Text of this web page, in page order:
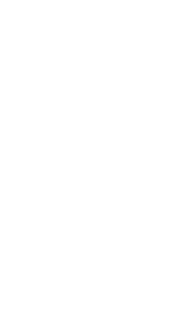
morate biti prijavljeni.